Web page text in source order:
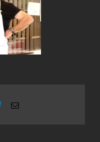
TelegramEmail